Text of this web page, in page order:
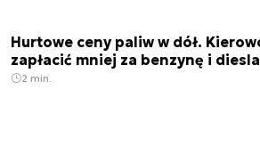
Hurtowe ceny paliw w dół.
zapłacić mniej za benzynę i diesla
2 min.